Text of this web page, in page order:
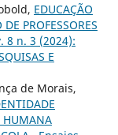
EDUCAÇÃO
PROFESSORES
8 n. 3 (2024):
E
de Morais,
HUMANA